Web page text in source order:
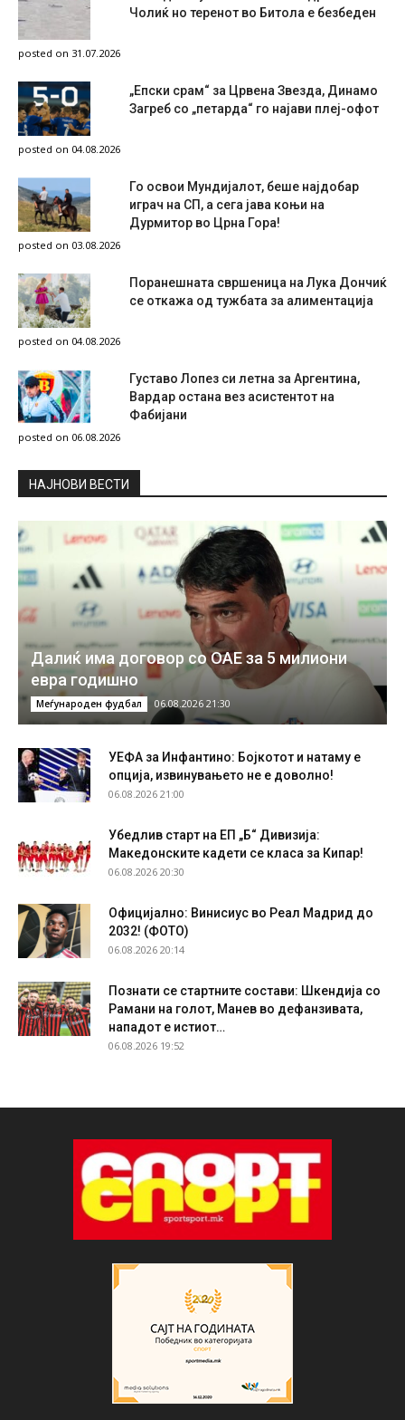
Чолиќ но теренот во Битола е безбеден
posted on 31.07.2026
„Епски срам“ за Црвена Звезда, Динамо
Загреб со „петарда“ го најави плеј-офот
posted on 04.08.2026
Го освои Мундијалот, беше најдобар
играч на СП, а сега јава коњи на
Дурмитор во Црна Гора!
posted on 03.08.2026
Поранешната свршеница на Лука Дончиќ
се откажа од тужбата за алиментација
posted on 04.08.2026
Густаво Лопез си летна за Аргентина,
Вардар остана вез асистентот на
Фабијани
posted on 06.08.2026
НAЈНОВИ ВЕСТИ
Далиќ има договор со ОАЕ за 5 милиони
евра годишно
Меѓународен фудбал 06.08.2026 21:30
УЕФА за Инфантино: Бојкотот и натаму е
опција, извинувањето не е доволно!
06.08.2026 21:00
Убедлив старт на ЕП „Б“ Дивизија:
Македонските кадети се класа за Кипар!
06.08.2026 20:30
Официјално: Винисиус во Реал Мадрид до
2032! (ФОТО)
06.08.2026 20:14
Познати се стартните состави: Шкендија со
Рамани на голот, Манев во дефанзивата,
нападот е истиот…
06.08.2026 19:52